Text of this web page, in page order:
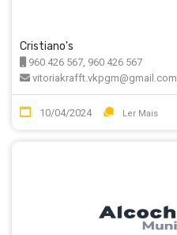
Cristiano's
960 426 567, 960 426 567
vitoriakrafft.vkpgm@gmail.com
10/04/2024 Ler Mais